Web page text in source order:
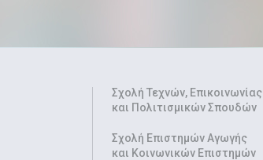
Σχολή Τεχνών, Επικοινωνίας
και Πολιτισμικών Σπουδών
Σχολή Επιστημών Αγωγής
και Κοινωνικών Επιστημών